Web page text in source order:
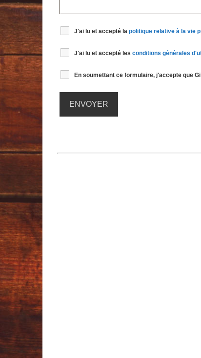
J'ai lu et accepté la politique relative à la vie
J'ai lu et accepté les conditions générales
En soumettant ce formulaire, j'accepte que